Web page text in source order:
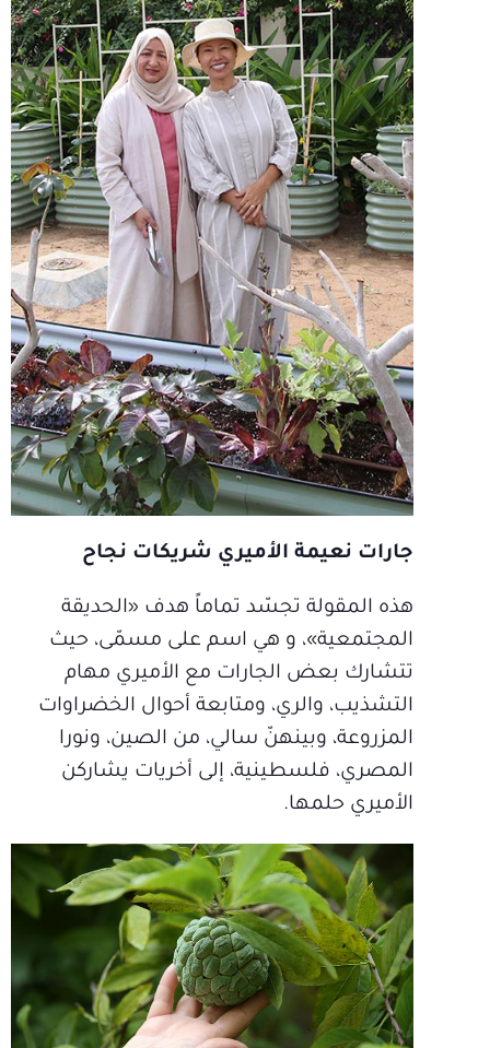
جارات نعيمة الأميري شريكات نجاح
هذه المقولة تجسّد تماماً هدف «الحديقة
المجتمعية»، و هي اسم على مسمّى، حيث
تتشارك بعض الجارات مع الأميري مهام
التشذيب، والري، ومتابعة أحوال الخضراوات
المزروعة، وبينهنّ سالي، من الصين، ونورا
المصري، فلسطينية، إلى أخريات يشاركن
الأميري حلمها.